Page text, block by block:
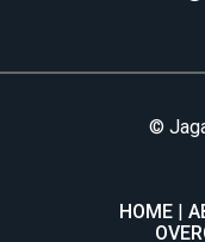
©
HOME